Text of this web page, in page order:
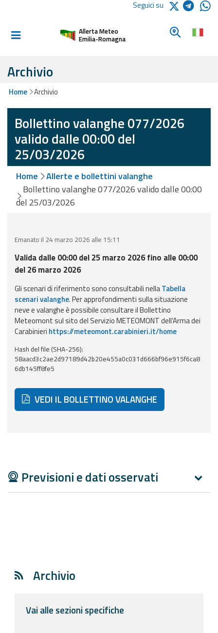
Informati e
Allerte E
Allerte e
Bollettini
Meteo
Allerte e
Bollettini
Valanghe
Previsioni meteo e
marine
Dati osservati
Radar meteo
Strumenti
Operativi
Informazioni
utili
Il progetto
Emilia-
Seguici su
Allerta Meteo
Emilia-Romagna
Cerca un
Archivio
Home Archivio
Bollettino valanghe 077/2026
valido dalle 00:00 del
25/03/2026
Home
Allerte e bollettini valanghe
Bollettino valanghe 077/2026 valido dalle 00:00
del 25/03/2026
Emanato il 24 marzo 2026 alle 15:11
Valida dalle 00:00 del 25 marzo 2026 fino alle 00:00
del 26 marzo 2026
Gli scenari di riferimento sono consultabili nellaTabella
scenari valanghe. Per approfondimenti sulla situazione
neve e valanghe è possibile consultare il Bollettino
Meteomont sul sito del Servizio METEOMONT dell'Arma dei
Carabinieri https://meteomont.carabinieri.it/home
Hash del file (SHA-256):
58aacd3c2ae2d97189d42b20e455a0c031d666bf96e915f6ca8
6db145ff8fe5
VEDI IL BOLLETTINO VALANGHE
Previsioni e dati osservati
Archivio
Vai alle sezioni specifiche